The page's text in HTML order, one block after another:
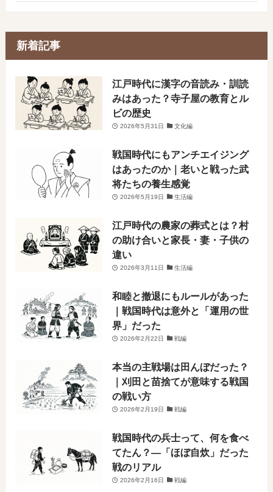
新着記事
​江戸時代に漢字の音読み・訓読
みはあった？寺子屋の教育とル
ビの歴史
2026年5月31日 文化編
戦国時代にもアンチエイジング
はあったのか｜老いと戦った武
将たちの養生感覚
2026年5月19日 生活編
江戸時代の農家の葬式とは？村
の助け合いと家長・妻・子供の
違い
2026年3月11日 生活編
和睦と撤退にもルールがあった
｜戦国時代は意外と「運用の世
界」だった
2026年2月22日 戦編
本当の主戦場は田んぼだった？
｜刈田と苗捨てが意味する戦国
の戦い方
2026年2月19日 戦編
戦国時代の兵士って、何を食べ
てたん？―「ほぼ自炊」だった
戦のリアル
2026年2月16日 戦編